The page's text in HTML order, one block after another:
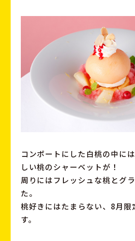
コンポートにした白桃の中に
しい桃のシャーベットが！
周りにはフレッシュな桃とグ
た。
桃好きにはたまらない、8月限
す。